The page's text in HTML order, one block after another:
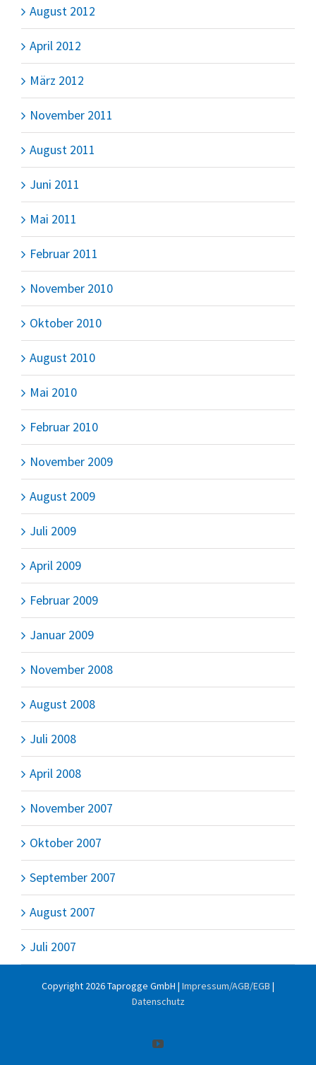
August 2012
April 2012
März 2012
November 2011
August 2011
Juni 2011
Mai 2011
Februar 2011
November 2010
Oktober 2010
August 2010
Mai 2010
Februar 2010
November 2009
August 2009
Juli 2009
April 2009
Februar 2009
Januar 2009
November 2008
August 2008
Juli 2008
April 2008
November 2007
Oktober 2007
September 2007
August 2007
Juli 2007
Copyright 2026 Taprogge GmbH | Impressum/AGB/EGB |
Datenschutz
YouTube